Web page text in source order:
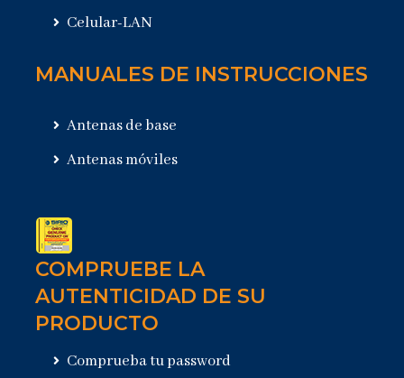
Celular-LAN
MANUALES DE INSTRUCCIONES
Antenas de base
Antenas móviles
COMPRUEBE LA
AUTENTICIDAD DE SU
PRODUCTO
Comprueba tu password